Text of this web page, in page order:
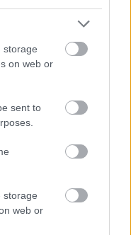
storage
on web or
sent to
storage
web or